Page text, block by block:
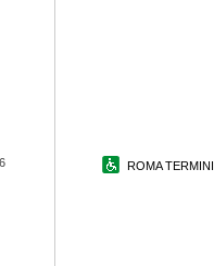
ROMA TERMINI